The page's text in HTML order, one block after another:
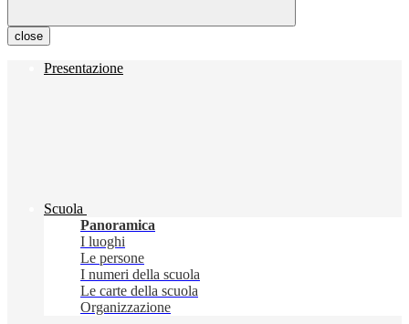
close
Presentazione
Scuola
Panoramica
I luoghi
Le persone
I numeri della scuola
Le carte della scuola
Organizzazione